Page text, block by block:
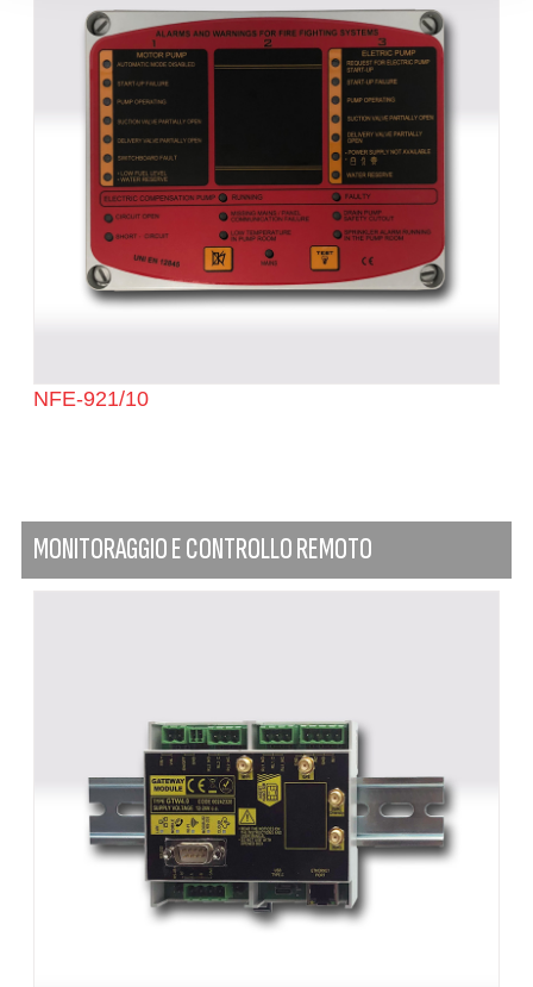
NFE-921/10
MONITORAGGIO E CONTROLLO REMOTO